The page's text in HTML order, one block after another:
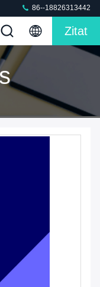
86--18826313442
Zitat